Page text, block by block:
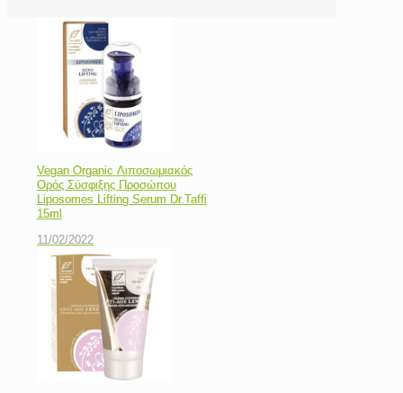
Vegan Organic Λιποσωμιακός
Ορός Σύσφιξης Προσώπου
Liposomes Lifting Serum Dr.Taffi
15ml
11/02/2022